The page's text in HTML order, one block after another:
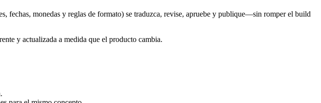
fechas, monedas y reglas de formato) se traduzca, revise, apruebe y publique—sin romper el build
y actualizada a medida que el producto cambia.